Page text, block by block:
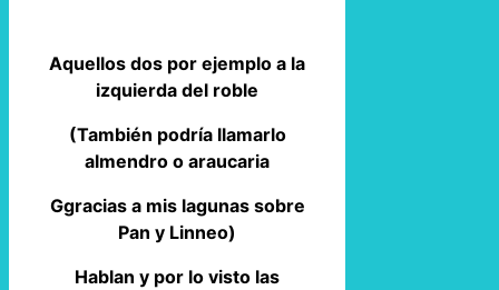
Aquellos dos por ejemplo a la
izquierda del roble
(También podría llamarlo
almendro o araucaria
Ggracias a mis lagunas sobre
Pan y Linneo)
Hablan y por lo visto las